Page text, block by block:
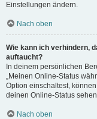
Einstellungen ändern.
Nach oben
Wie kann ich verhindern,
auftaucht?
In deinem persönlichen
„Meinen Online-Status
Option einschaltest,
deinen Online-Status
Nach oben